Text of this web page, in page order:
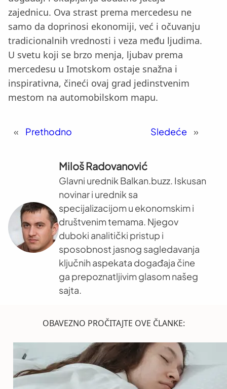
zajednicu. Ova strast prema mercedesu ne
samo da doprinosi ekonomiji, već i očuvanju
tradicionalnih vrednosti i veza među ljudima.
U svetu koji se brzo menja, ljubav prema
mercedesu u Imotskom ostaje snažna i
inspirativna, čineći ovaj grad jedinstvenim
mestom na automobilskom mapu.
« Prethodno Sledeće »
Miloš Radovanović
Glavni urednik Balkan.buzz. Iskusan
novinar i urednik sa
specijalizacijom u ekonomskim i
društvenim temama. Njegov
duboki analitički pristup i
sposobnost jasnog sagledavanja
ključnih aspekata događaja čine
ga prepoznatljivim glasom našeg
sajta.
OBAVEZNO PROČITAJTE OVE ČLANKE: